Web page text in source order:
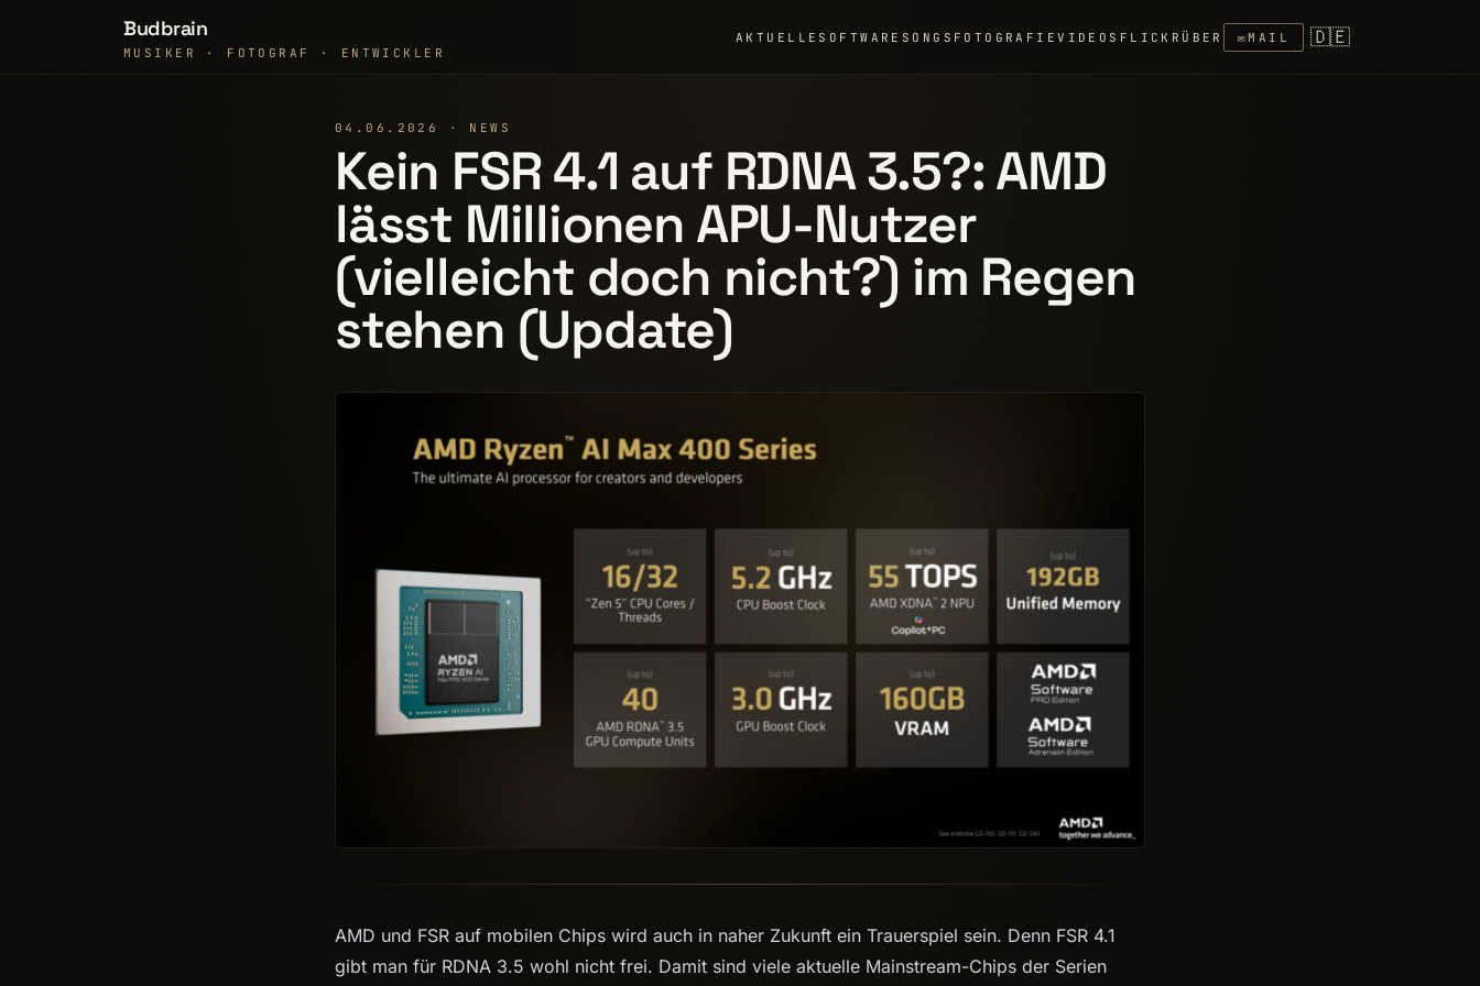
Budbrain
MUSIKER · FOTOGRAF · ENTWICKLER
AKTUELLE SOFTWARE SONGS FOTOGRAFIEVIDEOS FLICKR ÜBER ✉MAIL 🇩🇪
04.06.2026 · NEWS
Kein FSR 4.1 auf RDNA 3.5?: AMD
lässt Millionen APU-Nutzer
(vielleicht doch nicht?) im Regen
stehen (Update)
AMD und FSR auf mobilen Chips wird auch in naher Zukunft ein Trauerspiel sein. Denn FSR 4.1
gibt man für RDNA 3.5 wohl nicht frei. Damit sind viele aktuelle Mainstream-Chips der Serien